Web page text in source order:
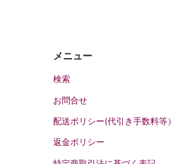
メニュー
検索
お問合せ
配送ポリシー(代引き手数料等）
返金ポリシー